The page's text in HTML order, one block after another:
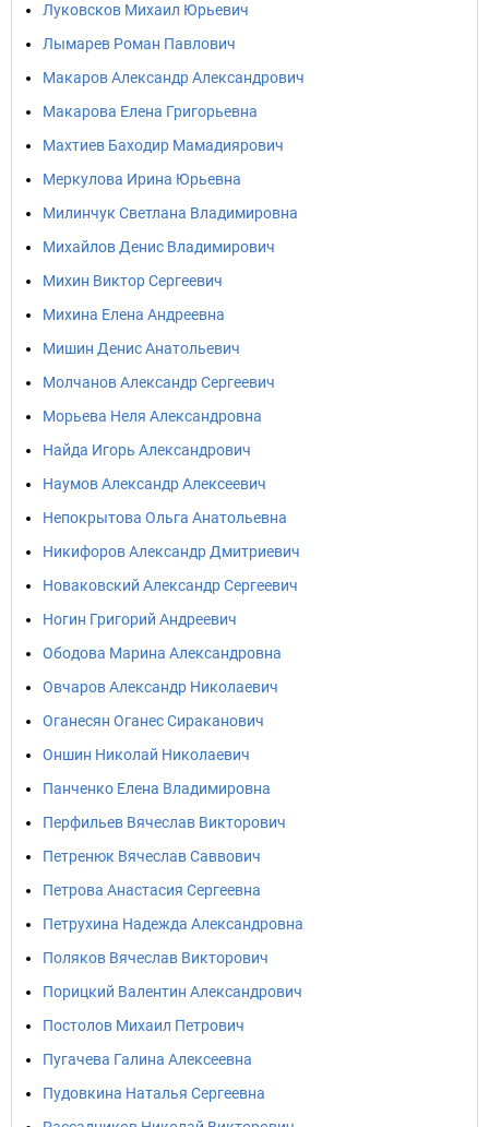
Луковсков Михаил Юрьевич
Лымарев Роман Павлович
Макаров Александр Александрович
Макарова Елена Григорьевна
Махтиев Баходир Мамадиярович
Меркулова Ирина Юрьевна
Милинчук Светлана Владимировна
Михайлов Денис Владимирович
Михин Виктор Сергеевич
Михина Елена Андреевна
Мишин Денис Анатольевич
Молчанов Александр Сергеевич
Морьева Неля Александровна
Найда Игорь Александрович
Наумов Александр Алексеевич
Непокрытова Ольга Анатольевна
Никифоров Александр Дмитриевич
Новаковский Александр Сергеевич
Ногин Григорий Андреевич
Ободова Марина Александровна
Овчаров Александр Николаевич
Оганесян Оганес Сираканович
Оншин Николай Николаевич
Панченко Елена Владимировна
Перфильев Вячеслав Викторович
Петренюк Вячеслав Саввович
Петрова Анастасия Сергеевна
Петрухина Надежда Александровна
Поляков Вячеслав Викторович
Порицкий Валентин Александрович
Постолов Михаил Петрович
Пугачева Галина Алексеевна
Пудовкина Наталья Сергеевна